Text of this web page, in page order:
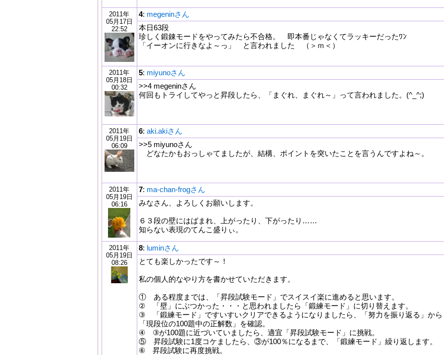
2011年
05月17日
22:52
4: megeninさん
本日63段
珍しく鍛錬モードをやってみたら不合格。 即本番じゃなくてラッキーだったﾜﾝ
「イーオンに行きなよ～っ」 と言われました （＞ｍ＜）
2011年
05月18日
00:32
5: miyunoさん
>>4 megeninさん
何回もトライしてやっと昇段したら、「まぐれ、まぐれ～」って言われました。(^_^;)
2011年
05月19日
06:09
6: aki.akiさん
>>5 miyunoさん
どなたかもおっしゃてましたが、結構、ポイントを突いたことを言うんですよね～。
2011年
05月19日
06:16
7: ma-chan-frogさん
みなさん、よろしくお願いします。
６３段の壁にはばまれ、上がったり、下がったり……
知らない表現のてんこ盛りぃ。
2011年
05月19日
08:26
8: luminさん
とても楽しかったです～！
私の個人的なやり方を書かせていただきます。
① ある程度までは、「昇段試験モード」でスイスイ楽に進めると思います。
② 「壁」にぶつかった・・・と思われましたら「鍛練モード」に切り替えます。
③ 「鍛練モード」ですいすいクリアできるようになりましたら、「努力を振り返る」から
「現段位の100題中の正解数」を確認。
④ ③が100題に近づいていましたら、適宜「昇段試験モード」に挑戦。
⑤ 昇段試験に1度コケましたら、③が100％になるまで、「鍛練モード」繰り返します。
⑥ 昇段試験に再度挑戦。